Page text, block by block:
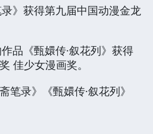
》获得第九届中国动漫金龙
品《甄嬛传·叙花列》获得
佳少女漫画奖。
笔录》《甄嬛传·叙花列》